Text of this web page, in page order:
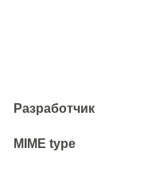
Разработчик
MIME type